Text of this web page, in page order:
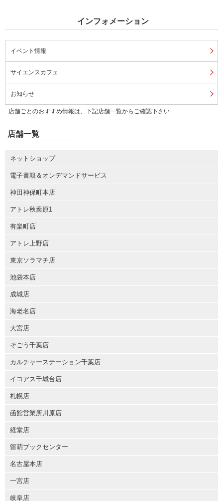
インフォメーション
イベント情報
サイエンスカフェ
お知らせ
店舗ごとのおすすめ情報は、下記店舗一覧からご確認下さい
店舗一覧
ネットショップ
電子書籍＆オンデマンドサービス
神田神保町本店
アトレ秋葉原1
有楽町店
アトレ上野店
東京ソラマチ店
池袋本店
成城店
海老名店
大宮店
そごう千葉店
カルチャーステーション千葉店
イコアス千城台店
札幌店
函館営業所川原店
経堂店
留萌ブックセンター
名古屋本店
一宮店
岐阜店